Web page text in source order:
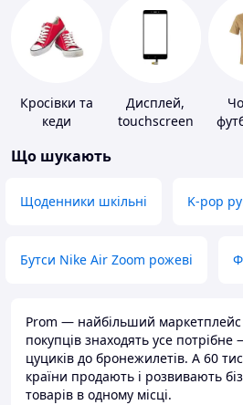
Кросівки та
кеди
Дисплей,
touchscreen
Що шукають
Щоденники шкільні K-pop
Бутси Nike Air Zoom рожеві
Prom — найбільший маркетплейс
покупців знаходять усе потрібне
цуциків до бронежилетів. А 60
країни продають і розвивають
товарів в одному місці.